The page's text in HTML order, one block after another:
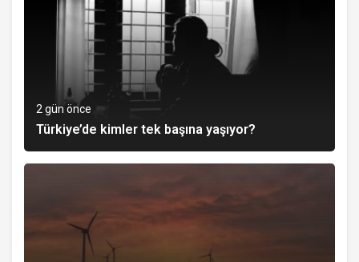
2 gün önce
Türkiye’de kimler tek başına yaşıyor?